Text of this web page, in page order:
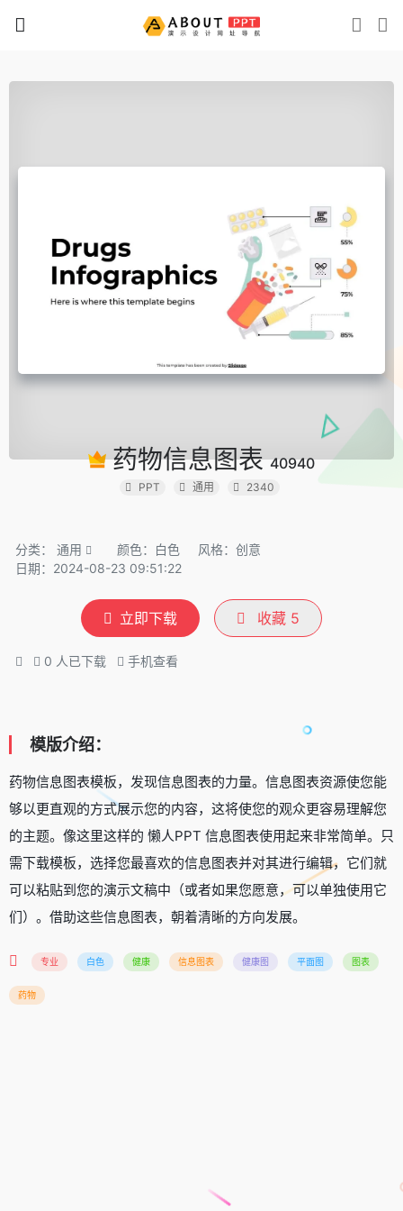
药物信息图表40940
PPT 通用 2340
分类： 通用 颜色：白色
风格：创意
日期：2024-08-23 09:51:22
立即下载 收藏 5
0 人已下载 手机查看
模版介绍：
药物信息图表模板，发现信息图表的力量。信息图表资源使您能
够以更直观的方式展示您的内容，这将使您的观众更容易理解您
的主题。像这里这样的 懒人PPT 信息图表使用起来非常简单。只
需下载模板，选择您最喜欢的信息图表并对其进行编辑，它们就
可以粘贴到您的演示文稿中（或者如果您愿意，可以单独使用它
们）。借助这些信息图表，朝着清晰的方向发展。
专业 白色 健康 信息图表 健康图 平面图 图表
药物